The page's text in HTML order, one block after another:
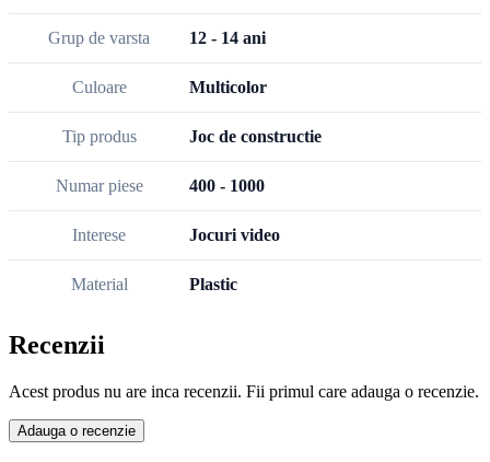
Grup de varsta 12 - 14 ani
Culoare Multicolor
Tip produs Joc de constructie
Numar piese 400 - 1000
Interese Jocuri video
Material Plastic
Recenzii
Acest produs nu are inca recenzii. Fii primul care adauga o recenzie.
Adauga o recenzie